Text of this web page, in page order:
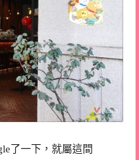
了一下，就屬這間